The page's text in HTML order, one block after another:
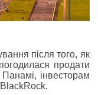
після того, як
продати
інвесторам